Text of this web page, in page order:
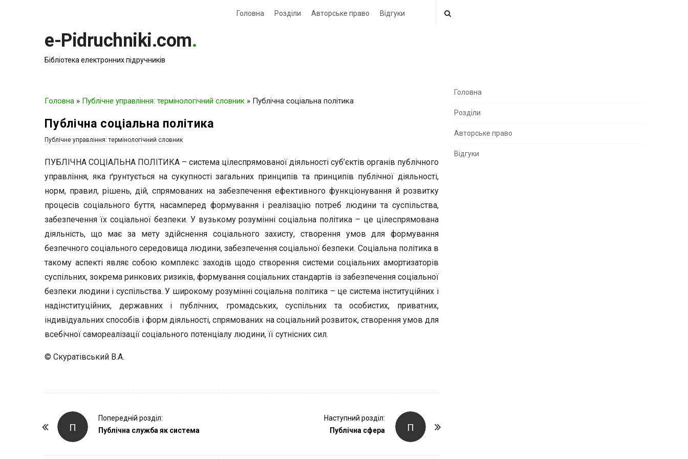
Головна Розділи Авторське право Відгуки
e-Pidruchniki.com.
Бібліотека електронних підручників
Головна » Публічне управління: термінологічний словник » Публічна соціальна політика
Публічна соціальна політика
Публічне управління: термінологічний словник
ПУБЛІЧНА СОЦІАЛЬНА ПОЛІТИКА – система цілеспрямованої діяльності суб’єктів органів публічного
управління, яка ґрунтується на сукупності загальних принципів та принципів публічної діяльності,
норм, правил, рішень, дій, спрямованих на забезпечення ефективного функціонування й розвитку
процесів соціального буття, насамперед формування і реалізацію потреб людини та суспільства,
забезпечення їх соціальної безпеки. У вузькому розумінні соціальна політика – це цілеспрямована
діяльність, що має за мету здійснення соціального захисту, створення умов для формування
безпечного соціального середовища людини, забезпечення соціальної безпеки. Соціальна політика в
такому аспекті являє собою комплекс заходів щодо створення системи соціальних амортизаторів
суспільних, зокрема ринкових ризиків, формування соціальних стандартів із забезпечення соціальної
безпеки людини і суспільства. У широкому розумінні соціальна політика – це система інституційних і
надінституційних, державних і публічних, громадських, суспільних та особистих, приватних,
індивідуальних способів і форм діяльності, спрямованих на соціальний розвиток, створення умов для
всебічної самореалізації соціального потенціалу людини, її сутнісних сил.
© Скуратівський В.А.
П
Попередній розділ:
Публічна служба як система
П
Наступний розділ:
Публічна сфера
S
e
S
Головна
Розділи
Авторське право
Відгуки